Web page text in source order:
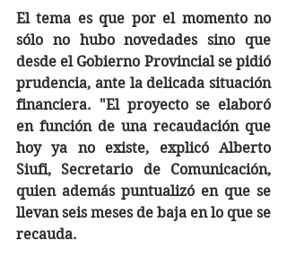
El tema es que por el momento no
sólo no hubo novedades sino que
desde el Gobierno Provincial se pidió
prudencia, ante la delicada situación
financiera. "El proyecto se elaboró
en función de una recaudación que
hoy ya no existe, explicó Alberto
Siufi, Secretario de Comunicación,
quien además puntualizó en que se
llevan seis meses de baja en lo que se
recauda.